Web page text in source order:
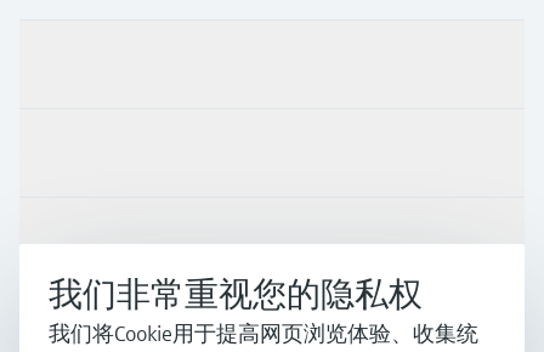
支持
公司
我们非常重视您的隐私权
我们将Cookie用于提高网页浏览体验、收集统